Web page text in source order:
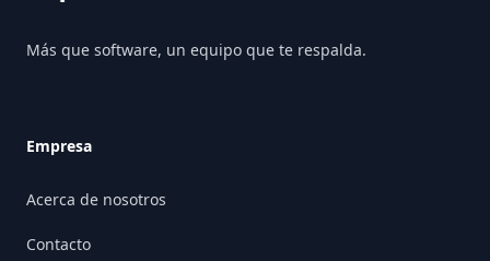
Más que software, un equipo que te respalda.
Empresa
Acerca de nosotros
Contacto